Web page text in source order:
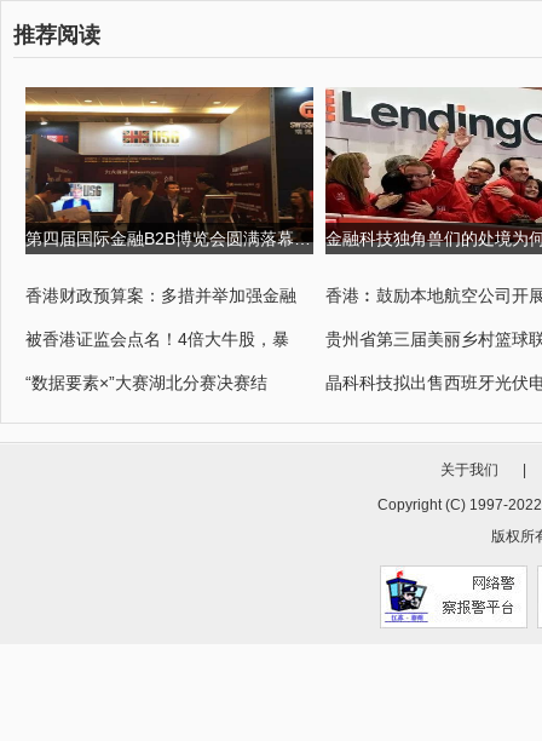
推荐阅读
第四届国际金融B2B博览会圆满落幕,USGFX大放异彩 第四届京剧票友大
香港财政预算案：多措并举加强金融 香港︰鼓励本地航空公司开
被香港证监会点名！4倍大牛股，暴 贵州省第三届美丽乡村篮球
“数据要素×”大赛湖北分赛决赛结 晶科科技拟出售西班牙光伏
关于我们
Copyright (C) 1997-
版权所